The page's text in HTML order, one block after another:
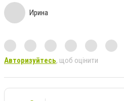
Ирина
Авторизуйтесь, щоб оцінити